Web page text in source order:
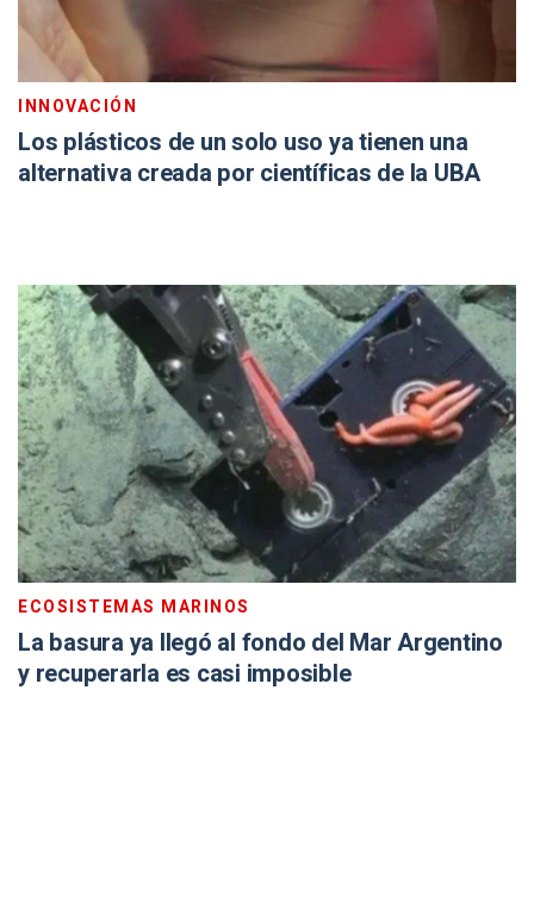
INNOVACIÓN
Los plásticos de un solo uso ya tienen una
alternativa creada por científicas de la UBA
ECOSISTEMAS MARINOS
La basura ya llegó al fondo del Mar Argentino
y recuperarla es casi imposible